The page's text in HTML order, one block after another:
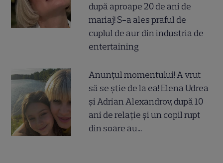
după aproape 20 de ani de
mariaj! S-a ales praful de
cuplul de aur din industria de
entertaining
Anunțul momentului! A vrut
să se știe de la ea! Elena Udrea
și Adrian Alexandrov, după 10
ani de relație și un copil rupt
din soare au...